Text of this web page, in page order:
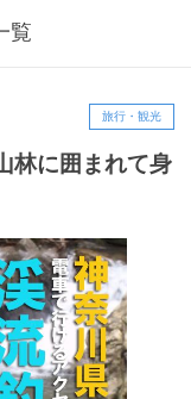
覧
旅行・観光
林に囲まれて身